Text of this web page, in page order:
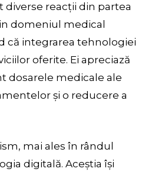
reacții din partea
domeniul medical
că integrarea tehnologiei
oferite. Ei apreciază
dosarele medicale ale
și o reducere a
mai ales în rândul
digitală. Aceștia își